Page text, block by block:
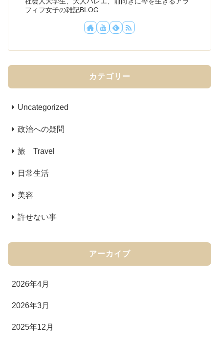
フィフ女子の雑記BLOG
カテゴリー
Uncategorized
政治への疑問
旅 Travel
日常生活
美容
許せない事
アーカイブ
2026年4月
2026年3月
2025年12月